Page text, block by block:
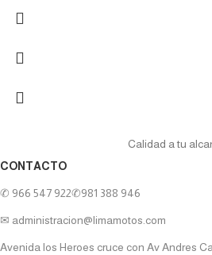
Calidad a tu
CONTACTO
✆ 966 547 922✆981 388 946
✉ administracion@limamotos.com
Avenida los Heroes cruce con Av Andres